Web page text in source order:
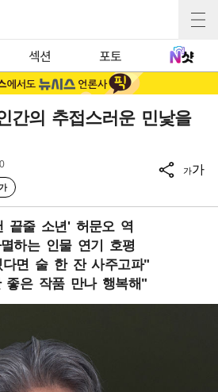
섹션 포토
간의 추접스러운 민낯을
가가
끝줄 소년' 허문오 역
하는 인물 연기 호평
면 술 한 잔 사주고파"
좋은 작품 만나 행복해"